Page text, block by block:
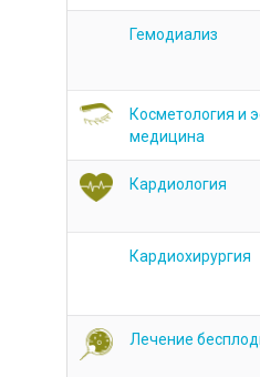
Гемодиализ
Косметология и
медицина
Кардиология
Кардиохирургия
Лечение